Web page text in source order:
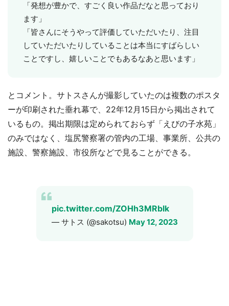
「発想が豊かで、すごく良い作品だなと思っており
ます」
「皆さんにそうやって評価していただいたり、注目
していただいたりしていることは本当にすばらしい
ことですし、嬉しいことでもあるなあと思います」
とコメント。サトスさんが撮影していたのは複数のポスタ
ーが印刷された垂れ幕で、22年12月15日から掲出されて
いるもの。掲出期限は定められておらず「えびの子水苑」
のみではなく、塩尻警察署の管内の工場、事業所、公共の
施設、警察施設、市役所などで見ることができる。
pic.twitter.com/ZOHh3MRblk
— サトス (@sakotsu) May 12, 2023